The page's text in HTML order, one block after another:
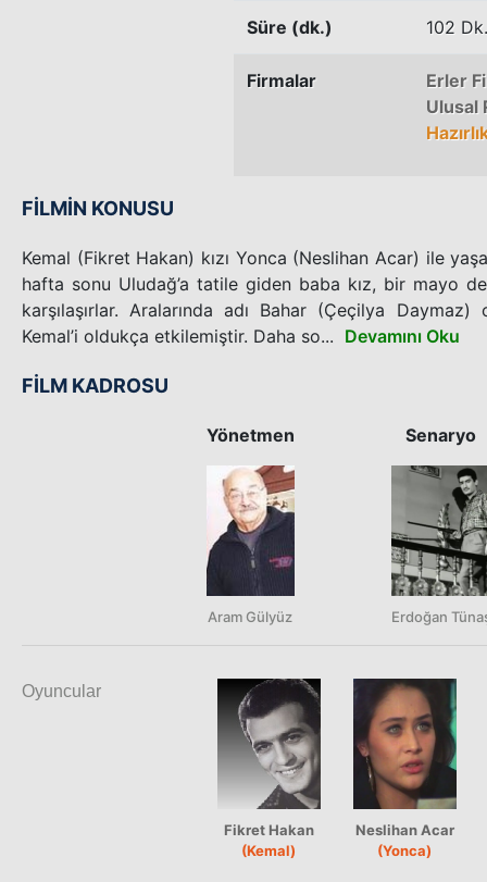
Süre (dk.) 102 Dk.
Firmalar
Erler
Ulusal
FİLMİN KONUSU
Kemal (Fikret Hakan) kızı Yonca (Neslihan Acar) ile
hafta sonu Uludağ’a tatile giden baba kız, bir mayo
karşılaşırlar. Aralarında adı Bahar (Çeçilya
Kemal’i oldukça etkilemiştir. Daha so... Devamını Oku
FİLM KADROSU
Yönetmen
Aram Gülyüz
Senaryo
Erdoğan
Oyuncular
Fikret Hakan
(Kemal)
Neslihan Acar
(Yonca)